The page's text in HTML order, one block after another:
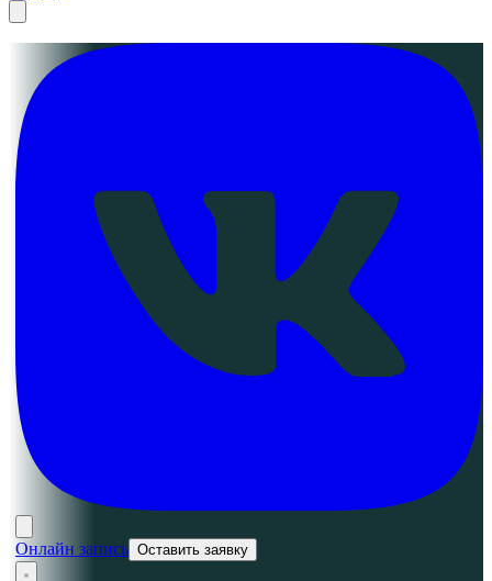
Онлайн запись Оставить заявку